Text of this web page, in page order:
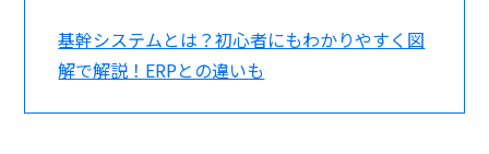
基幹システムとは？初心者にもわかりやすく図
解で解説！ERPとの違いも